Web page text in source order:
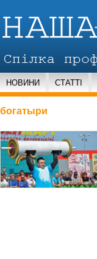
НОВИНИ СТАТТІ
богатыри